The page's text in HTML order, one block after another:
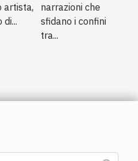
artista,
narrazioni che
sfidano i confini
tra...